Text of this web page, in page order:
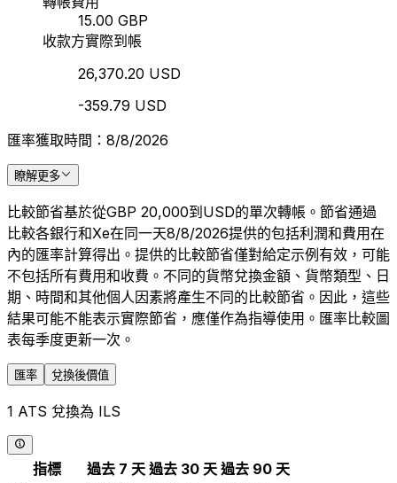
15.00 GBP
收款方實際到帳
26,370.20 USD
-359.79 USD
匯率獲取時間：8/8/2026
瞭解更多
比較節省基於從GBP 20,000到USD的單次轉帳。節省通過
比較各銀行和Xe在同一天8/8/2026提供的包括利潤和費用在
內的匯率計算得出。提供的比較節省僅對給定示例有效，可能
不包括所有費用和收費。不同的貨幣兌換金額、貨幣類型、日
期、時間和其他個人因素將產生不同的比較節省。因此，這些
結果可能不能表示實際節省，應僅作為指導使用。匯率比較圖
表每季度更新一次。
匯率 兌換後價值
1 ATS 兌換為 ILS
指標 過去 7 天 過去 30 天 過去 90 天